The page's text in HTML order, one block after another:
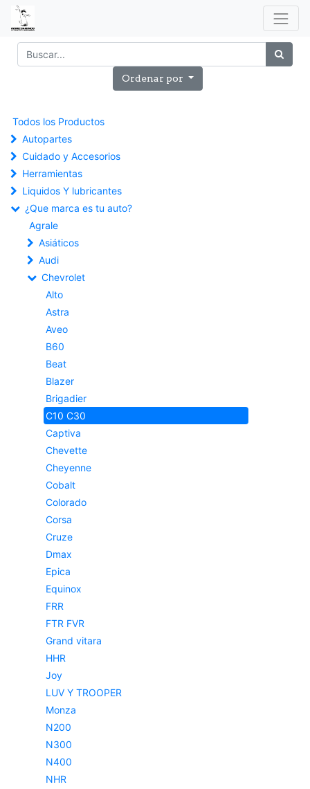
Ordenar por
Todos los Productos
Autopartes
Cuidado y Accesorios
Herramientas
Liquidos Y lubricantes
¿Que marca es tu auto?
Agrale
Asiáticos
Audi
Chevrolet
Alto
Astra
Aveo
B60
Beat
Blazer
Brigadier
C10 C30
Captiva
Chevette
Cheyenne
Cobalt
Colorado
Corsa
Cruze
Dmax
Epica
Equinox
FRR
FTR FVR
Grand vitara
HHR
Joy
LUV Y TROOPER
Monza
N200
N300
N400
NHR